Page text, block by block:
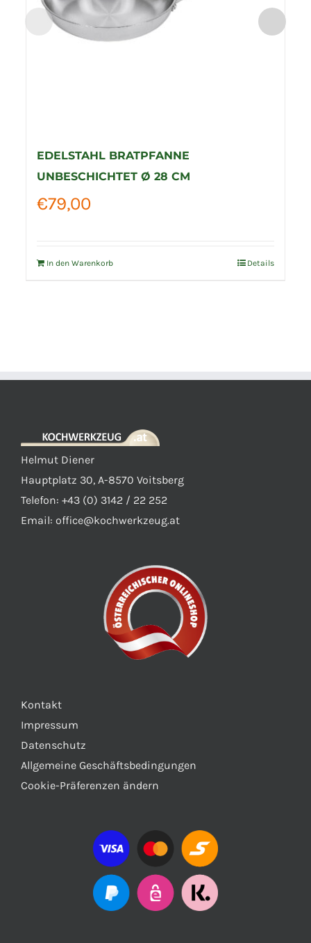
EDELSTAHL BRATPFANNE
UNBESCHICHTET Ø 28 CM
€79,00
In den Warenkorb Details
Helmut Diener
Hauptplatz 30, A-8570 Voitsberg
Telefon: +43 (0) 3142 / 22 252
Email: office@kochwerkzeug.at
Kontakt
Impressum
Datenschutz
Allgemeine Geschäftsbedingungen
Cookie-Präferenzen ändern